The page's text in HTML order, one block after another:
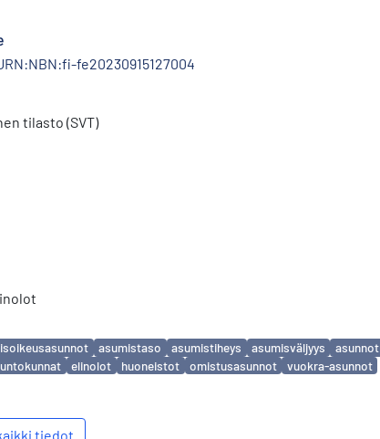
fe20230915127004
tilasto (SVT)
asumistaso asumistiheys asumisväljyys
asunnot
elinolot huoneistot omistusasunnot vuokra-asunnot
tiedot